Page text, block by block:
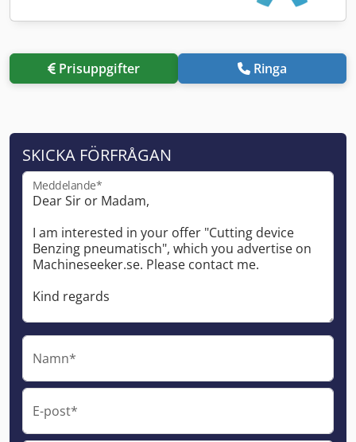
Prisuppgifter Ringa
SKICKA FÖRFRÅGAN
Meddelande*
Namn*
E-post*